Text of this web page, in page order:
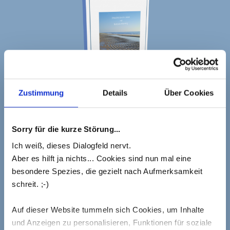
Zustimmung Details Über Cookies
Sorry für die kurze Störung...
Ich weiß, dieses Dialogfeld nervt.
Aber es hilft ja nichts... Cookies sind nun mal eine
besondere Spezies, die gezielt nach Aufmerksamkeit
schreit. ;-)
Auf dieser Website tummeln sich Cookies, um Inhalte
und Anzeigen zu personalisieren, Funktionen für soziale
Trackbacks Are Closed, But You Can
Comment.
Schreibe einen Kommentar
Deine E-Mail-Adresse wird nicht veröffentlicht.